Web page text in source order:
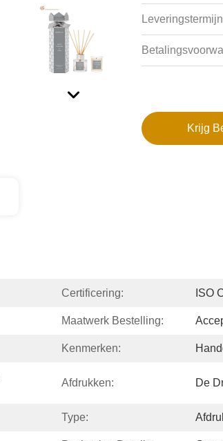
Krijg
Certificering: ISO
Maatwerk Bestelling:
Kenmerken:
Afdrukken: De
Type: